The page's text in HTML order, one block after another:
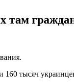
граждан
160 тысяч